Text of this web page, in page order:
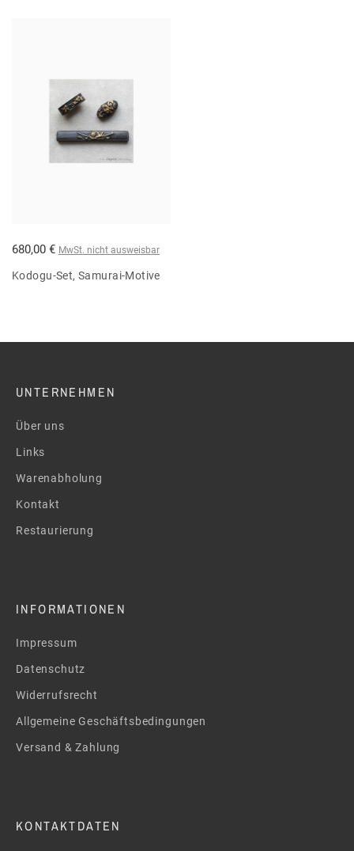
Kodogu-Set, Samurai-Motive
680,00 € MwSt. nicht ausweisbar
UNTERNEHMEN
Über uns
Links
Warenabholung
Kontakt
Restaurierung
INFORMATIONEN
Impressum
Datenschutz
Widerrufsrecht
Allgemeine Geschäftsbedingungen
Versand & Zahlung
KONTAKTDATEN